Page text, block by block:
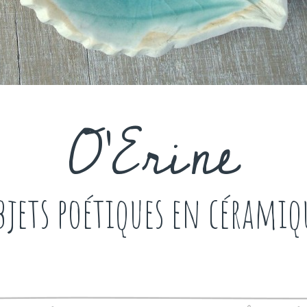
O'Erine
poétiques en